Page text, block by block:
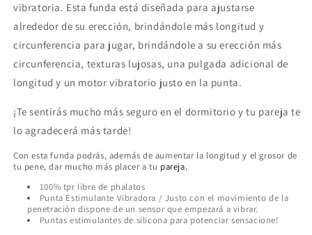
vibratoria. Esta funda está diseñada para ajustarse
alrededor de su erección, brindándole más longitud y
circunferencia para jugar, brindándole a su erección más
circunferencia, texturas lujosas, una pulgada adicional de
longitud y un motor vibratorio justo en la punta.
¡Te sentirás mucho más seguro en el dormitorio y tu pareja te
lo agradecerá más tarde!
Con esta funda podrás, además de aumentar la longitud y el grosor de
tu pene, dar mucho más placer a tu pareja.
100% tpr libre de phalatos
Punta Estimulante Vibradora / Justo con el movimiento de la
penetración dispone de un sensor que empezará a vibrar.
Puntas estimulantes de silicona para potenciar sensacione!